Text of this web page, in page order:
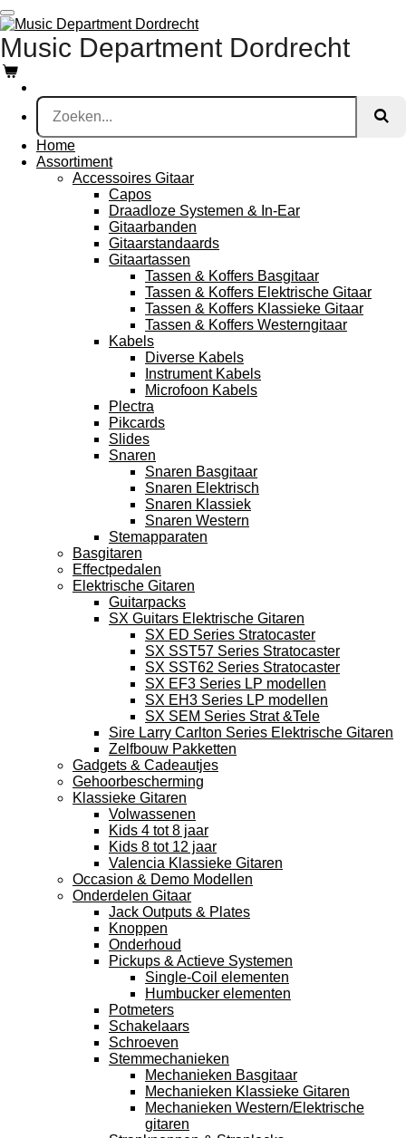
Ga
direct
naar
de
hoofdinhoud
Music Department Dordrecht
Home
Assortiment
Accessoires Gitaar
Capos
Draadloze Systemen & In-Ear
Gitaarbanden
Gitaarstandaards
Gitaartassen
Tassen & Koffers Basgitaar
Tassen & Koffers Elektrische Gitaar
Tassen & Koffers Klassieke Gitaar
Tassen & Koffers Westerngitaar
Kabels
Diverse Kabels
Instrument Kabels
Microfoon Kabels
Plectra
Pikcards
Slides
Snaren
Snaren Basgitaar
Snaren Elektrisch
Snaren Klassiek
Snaren Western
Stemapparaten
Basgitaren
Effectpedalen
Elektrische Gitaren
Guitarpacks
SX Guitars Elektrische Gitaren
SX ED Series Stratocaster
SX SST57 Series Stratocaster
SX SST62 Series Stratocaster
SX EF3 Series LP modellen
SX EH3 Series LP modellen
SX SEM Series Strat &Tele
Sire Larry Carlton Series Elektrische Gitaren
Zelfbouw Pakketten
Gadgets & Cadeautjes
Gehoorbescherming
Klassieke Gitaren
Volwassenen
Kids 4 tot 8 jaar
Kids 8 tot 12 jaar
Valencia Klassieke Gitaren
Occasion & Demo Modellen
Onderdelen Gitaar
Jack Outputs & Plates
Knoppen
Onderhoud
Pickups & Actieve Systemen
Single-Coil elementen
Humbucker elementen
Potmeters
Schakelaars
Schroeven
Stemmechanieken
Mechanieken Basgitaar
Mechanieken Klassieke Gitaren
Mechanieken Western/Elektrische
gitaren